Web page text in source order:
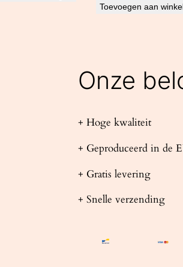
Toevoegen aan
Onze
+ Hoge kwaliteit
+ Geproduceerd in de
+ Gratis levering
+ Snelle verzending